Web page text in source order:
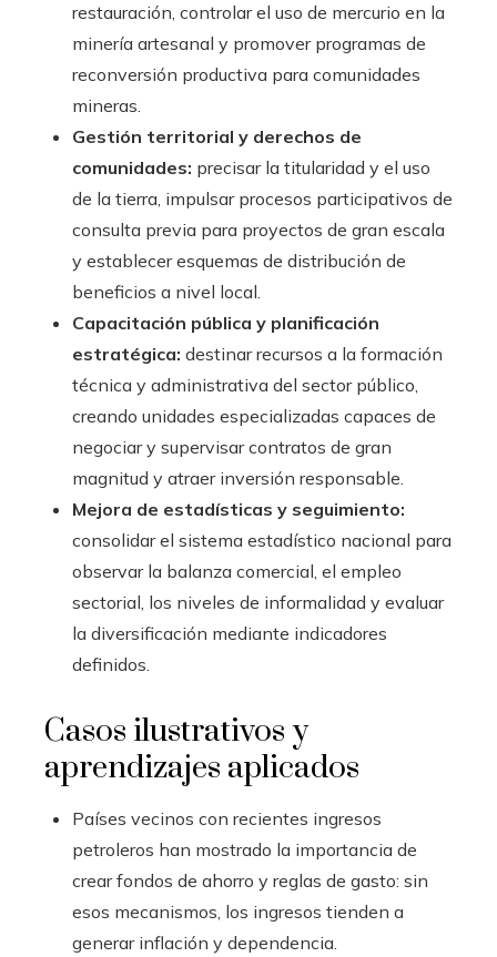
restauración, controlar el uso de mercurio en la
minería artesanal y promover programas de
reconversión productiva para comunidades
mineras.
Gestión territorial y derechos de
comunidades: precisar la titularidad y el uso
de la tierra, impulsar procesos participativos de
consulta previa para proyectos de gran escala
y establecer esquemas de distribución de
beneficios a nivel local.
Capacitación pública y planificación
estratégica: destinar recursos a la formación
técnica y administrativa del sector público,
creando unidades especializadas capaces de
negociar y supervisar contratos de gran
magnitud y atraer inversión responsable.
Mejora de estadísticas y seguimiento:
consolidar el sistema estadístico nacional para
observar la balanza comercial, el empleo
sectorial, los niveles de informalidad y evaluar
la diversificación mediante indicadores
definidos.
Casos ilustrativos y
aprendizajes aplicados
Países vecinos con recientes ingresos
petroleros han mostrado la importancia de
crear fondos de ahorro y reglas de gasto: sin
esos mecanismos, los ingresos tienden a
generar inflación y dependencia.